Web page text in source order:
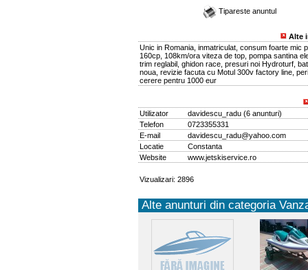
Tipareste anuntul
Alte
Unic in Romania, inmatriculat, consum foarte mic
160cp, 108km/ora viteza de top, pompa santina
trim reglabil, ghidon race, presuri noi Hydroturf,
noua, revizie facuta cu Motul 300v factory line,
cerere pentru 1000 eur
Utilizator davidescu_radu(6 anunturi)
Telefon
0723355331
E-mail
davidescu_radu@yahoo.com
Locatie
Constanta
Website
www.jetskiservice.ro
Vizualizari: 2896
Alte anunturi din categoria